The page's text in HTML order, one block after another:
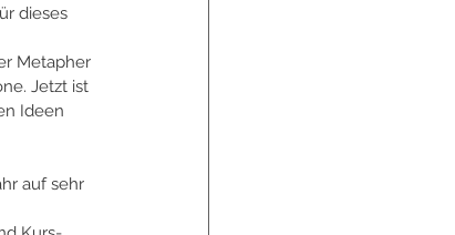
dieses
Metapher
Jetzt ist
Ideen
auf sehr